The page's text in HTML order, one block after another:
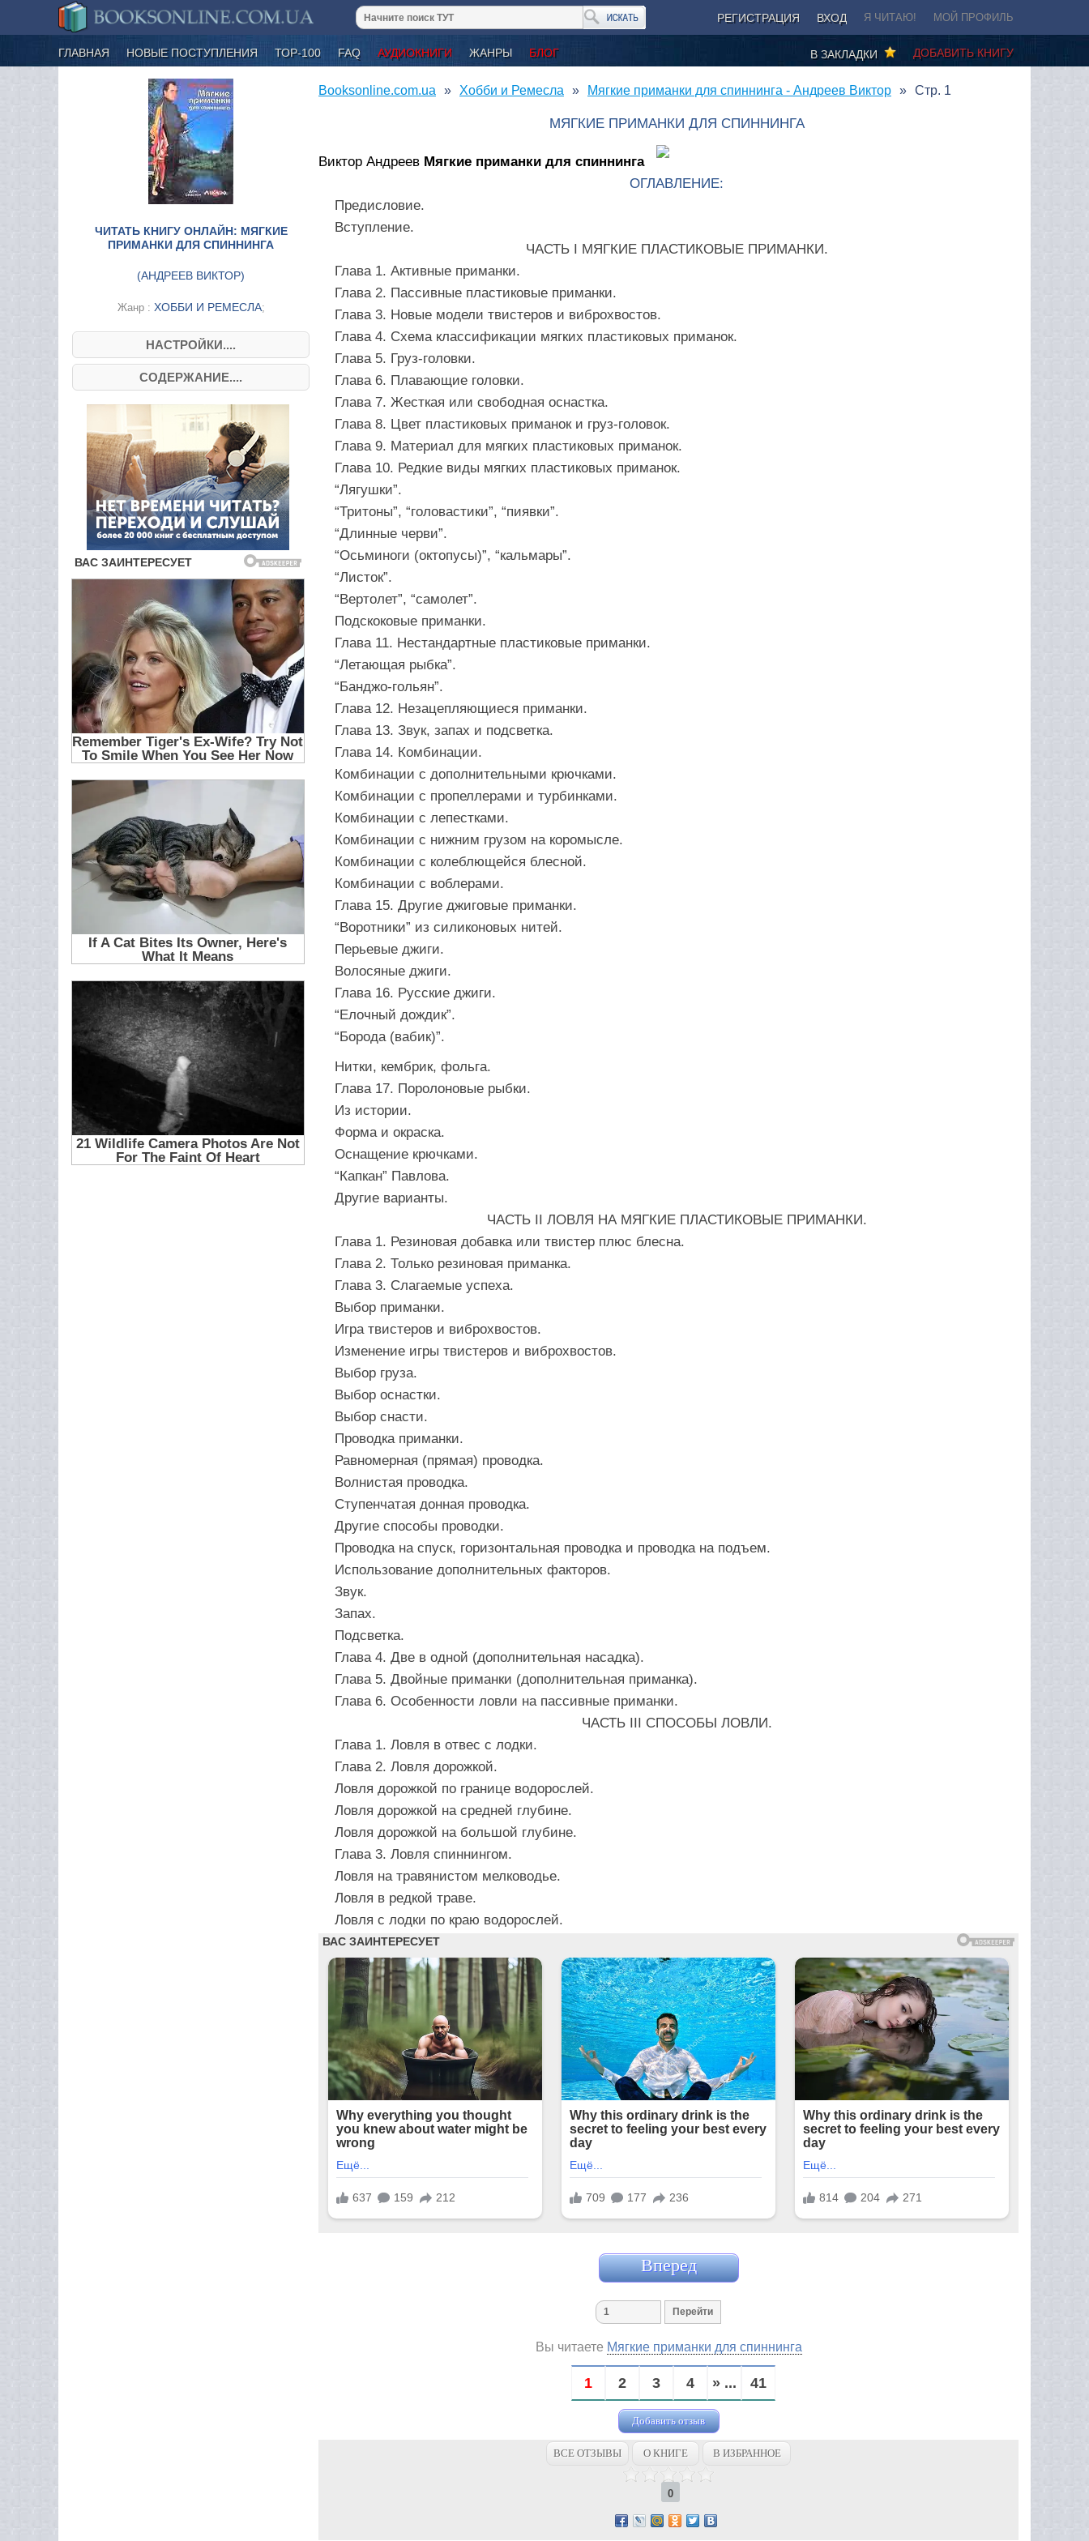
РЕГИСТРАЦИЯ ВХОД Я ЧИТАЮ! МОЙ ПРОФИЛЬ
ГЛАВНАЯ НОВЫЕ ПОСТУПЛЕНИЯ ТОР-100 FAQ АУДИОКНИГИ ЖАНРЫ БЛОГ ДОБАВИТЬ КНИГУ
В ЗАКЛАДКИ
ЧИТАТЬ КНИГУ ОНЛАЙН: МЯГКИЕ
ПРИМАНКИ ДЛЯ СПИННИНГА
(АНДРЕЕВ ВИКТОР)
Жанр : ХОББИ И РЕМЕСЛА;
НАСТРОЙКИ....
СОДЕРЖАНИЕ....
Booksonline.com.ua Хобби и Ремесла Мягкие приманки для спиннинга - Андреев Виктор Стр. 1
МЯГКИЕ ПРИМАНКИ ДЛЯ СПИННИНГА
Виктор Андреев Мягкие приманки для спиннинга
ОГЛАВЛЕНИЕ:
Предисловие.
Вступление.
ЧАСТЬ I МЯГКИЕ ПЛАСТИКОВЫЕ ПРИМАНКИ.
Глава 1. Активные приманки.
Глава 2. Пассивные пластиковые приманки.
Глава 3. Новые модели твистеров и виброхвостов.
Глава 4. Схема классификации мягких пластиковых приманок.
Глава 5. Груз-головки.
Глава 6. Плавающие головки.
Глава 7. Жесткая или свободная оснастка.
Глава 8. Цвет пластиковых приманок и груз-головок.
Глава 9. Материал для мягких пластиковых приманок.
Глава 10. Редкие виды мягких пластиковых приманок.
“Лягушки”.
“Тритоны”, “головастики”, “пиявки”.
“Длинные черви”.
“Осьминоги (октопусы)”, “кальмары”.
“Листок”.
“Вертолет”, “самолет”.
Подскоковые приманки.
Глава 11. Нестандартные пластиковые приманки.
“Летающая рыбка”.
“Банджо-гольян”.
Глава 12. Незацепляющиеся приманки.
Глава 13. Звук, запах и подсветка.
Глава 14. Комбинации.
Комбинации с дополнительными крючками.
Комбинации с пропеллерами и турбинками.
Комбинации с лепестками.
Комбинации с нижним грузом на коромысле.
Комбинации с колеблющейся блесной.
Комбинации с воблерами.
Глава 15. Другие джиговые приманки.
“Воротники” из силиконовых нитей.
Перьевые джиги.
Волосяные джиги.
Глава 16. Русские джиги.
“Елочный дождик”.
“Борода (вабик)”.
Нитки, кембрик, фольга.
Глава 17. Поролоновые рыбки.
Из истории.
Форма и окраска.
Оснащение крючками.
“Капкан” Павлова.
Другие варианты.
ЧАСТЬ II ЛОВЛЯ НА МЯГКИЕ ПЛАСТИКОВЫЕ ПРИМАНКИ.
Глава 1. Резиновая добавка или твистер плюс блесна.
Глава 2. Только резиновая приманка.
Глава 3. Слагаемые успеха.
Выбор приманки.
Игра твистеров и виброхвостов.
Изменение игры твистеров и виброхвостов.
Выбор груза.
Выбор оснастки.
Выбор снасти.
Проводка приманки.
Равномерная (прямая) проводка.
Волнистая проводка.
Ступенчатая донная проводка.
Другие способы проводки.
Проводка на спуск, горизонтальная проводка и проводка на подъем.
Использование дополнительных факторов.
Звук.
Запах.
Подсветка.
Глава 4. Две в одной (дополнительная насадка).
Глава 5. Двойные приманки (дополнительная приманка).
Глава 6. Особенности ловли на пассивные приманки.
ЧАСТЬ III СПОСОБЫ ЛОВЛИ.
Глава 1. Ловля в отвес с лодки.
Глава 2. Ловля дорожкой.
Ловля дорожкой по границе водорослей.
Ловля дорожкой на средней глубине.
Ловля дорожкой на большой глубине.
Глава 3. Ловля спиннингом.
Ловля на травянистом мелководье.
Ловля в редкой траве.
Ловля с лодки по краю водорослей.
Вперед
Вы читаете Мягкие приманки для спиннинга
1 2 3 4 » ... 41
Добавить отзыв
ВСЕ ОТЗЫВЫ О КНИГЕ В ИЗБРАННОЕ
0